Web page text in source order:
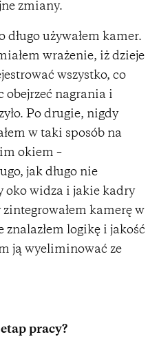
zmiany.
długo używałem kamer.
wrażenie, iż dzieje
wszystko, co
obejrzeć nagrania i
Po drugie, nigdy
w taki sposób na
okiem –
jak długo nie
oko widza i jakie kadry
kamerę w
znalazłem logikę i jakość
ją wyeliminować ze
pracy?